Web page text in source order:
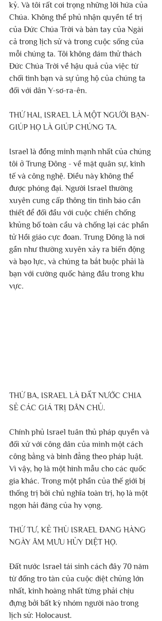
kỷ. Và tôi rất coi trọng những lời hứa của
Chúa. Không thể phủ nhận quyền tể trị
của Đức Chúa Trời và bàn tay của Ngài
cả trong lịch sử và trong cuộc sống của
mỗi chúng ta. Tôi không dám thử thách
Đức Chúa Trời về hậu quả của việc từ
chối tình bạn và sự ủng hộ của chúng ta
đối với dân Y-sơ-ra-ên.
THỨ HAI, ISRAEL LÀ MỘT NGƯỜI BẠN-
GIÚP HỌ LÀ GIÚP CHÚNG TA.
Israel là đồng minh mạnh nhất của chúng
tôi ở Trung Đông - về mặt quân sự, kinh
tế và công nghệ. Điều này không thể
được phóng đại. Người Israel thường
xuyên cung cấp thông tin tình báo cần
thiết để đối đầu với cuộc chiến chống
khủng bố toàn cầu và chống lại các phần
tử Hồi giáo cực đoan. Trung Đông là nơi
gần như thường xuyên xảy ra biến động
và bạo lực, và chúng ta bắt buộc phải là
bạn với cường quốc hàng đầu trong khu
vực.
THỨ BA, ISRAEL LÀ ĐẤT NƯỚC CHIA
SẺ CÁC GIÁ TRỊ DÂN CHỦ.
Chính phủ Israel tuân thủ pháp quyền và
đối xử với công dân của mình một cách
công bằng và bình đẳng theo pháp luật.
Vì vậy, họ là một hình mẫu cho các quốc
gia khác. Trong một phần của thế giới bị
thống trị bởi chủ nghĩa toàn trị, họ là một
ngọn hải đăng của hy vọng.
THỨ TƯ, KẺ THÙ ISRAEL ĐANG HÀNG
NGÀY ÂM MƯU HỦY DIỆT HỌ.
Đất nước Israel tái sinh cách đây 70 năm
từ đống tro tàn của cuộc diệt chủng lớn
nhất, kinh hoàng nhất từng phải chịu
đựng bởi bất kỳ nhóm người nào trong
lịch sử: Holocaust.